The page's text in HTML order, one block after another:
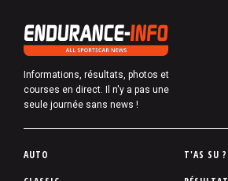
Informations, résultats, photos et
courses en direct. Il n'y a pas une
seule journée sans news !
P
AUTO
T'AS SU ?